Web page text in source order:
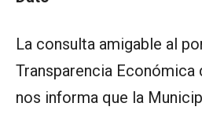
La consulta amigable al
Transparencia Económica
nos informa que la